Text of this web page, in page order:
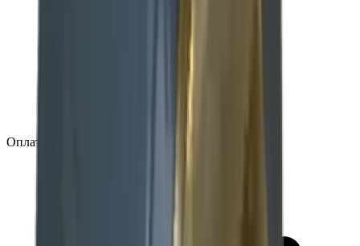
Оплата заказа после подтверждения